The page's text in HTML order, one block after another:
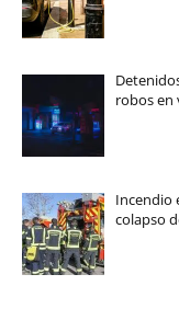
robos en
Incendio
colapso